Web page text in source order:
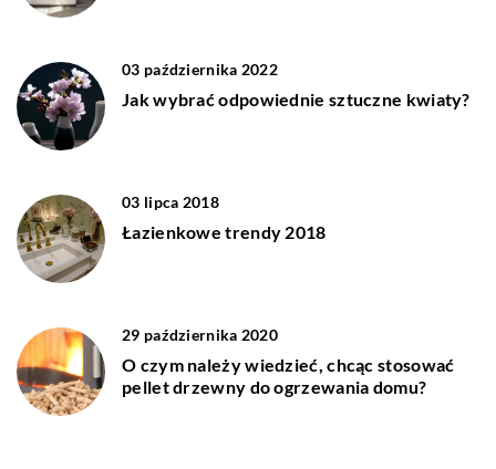
03 października 2022
Jak wybrać odpowiednie sztuczne kwiaty?
03 lipca 2018
Łazienkowe trendy 2018
29 października 2020
O czym należy wiedzieć, chcąc stosować
pellet drzewny do ogrzewania domu?